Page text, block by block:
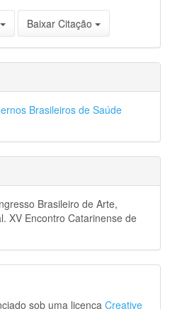
Baixar Citação
Brasileiros de Saúde
Brasileiro de Arte,
XV Encontro Catarinense de
sob uma licença Creative